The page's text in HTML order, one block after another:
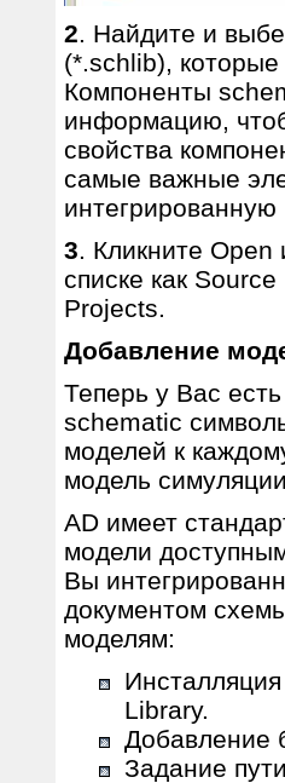
2. Найдите и
(*.schlib),
Компоненты
информацию,
свойства
самые важные
интегрированную
3. Кликните Open
списке как
Projects.
Добавление
Теперь у Вас
schematic
моделей к
модель
AD имеет
модели
Вы
документом
моделям:
Library.
Добавление
Задание